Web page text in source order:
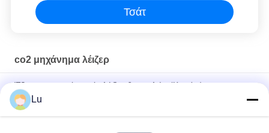
Τσάτ
co2 μηχάνημα λέιζερ
Έξυπνη μηχανή κοπής λέιζερ 6 κεφαλών (Καπάκι)
220V μηχανή κοπής και χάραξης λέιζερ του CO2 τέμνουσα
μηχανή λέιζερ 100 Watt
Lu